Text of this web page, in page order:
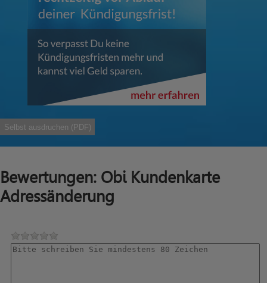
Selbst ausdruchen (PDF)
Bewertungen: Obi Kundenkarte
Adressänderung